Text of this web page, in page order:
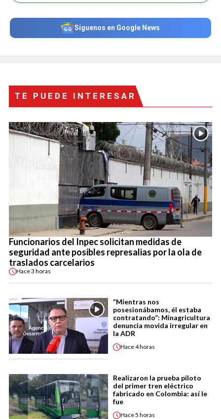
Síguenos en Google News
TE PUEDE INTERESAR
Funcionarios del Inpec solicitan medidas de
seguridad ante posibles represalias por la ola de
traslados carcelarios
Hace3 horas
“Mientras nos
posesionábamos, él estaba
contratando”: Minagricultura
denuncia movida irregular en
la ADR
Hace4 horas
Realizaron la prueba piloto
del primer tren eléctrico
fabricado en Colombia: así le
fue
Hace5 horas